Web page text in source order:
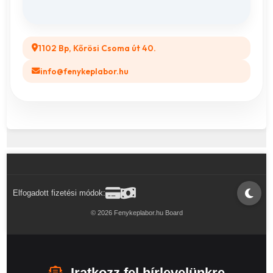
1102 Bp, Kőrösi Csoma út 40.
info@fenykeplabor.hu
Elfogadott fizetési módok:
© 2026 Fenykeplabor.hu Board